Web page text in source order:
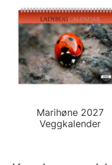
Marihøne 2027
Veggkalender